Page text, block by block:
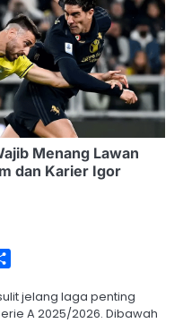
Menang Lawan
dan Karier Igor
jelang laga penting
A 2025/2026. Dibawah